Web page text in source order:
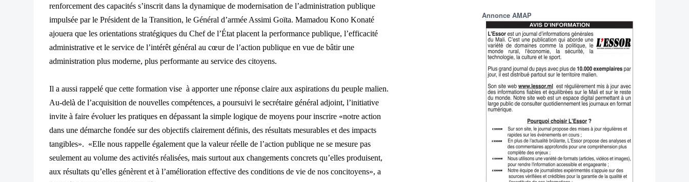
renforcement des capacités s’inscrit dans la dynamique de modernisation de l’administration publique
impulsée par le Président de la Transition, le Général d’armée Assimi Goïta. Mamadou Kono Konaté
ajouera que les orientations stratégiques du Chef de l’État placent la performance publique, l’efficacité
administrative et le service de l’intérêt général au cœur de l’action publique en vue de bâtir une
administration plus moderne, plus performante au service des citoyens.
Il a aussi rappelé que cette formation vise à apporter une réponse claire aux aspirations du peuple malien.
Au-delà de l’acquisition de nouvelles compétences, a poursuivi le secrétaire général adjoint, l’initiative
invite à faire évoluer les pratiques en dépassant la simple logique de moyens pour inscrire «notre action
dans une démarche fondée sur des objectifs clairement définis, des résultats mesurables et des impacts
tangibles». «Elle nous rappelle également que la valeur réelle de l’action publique ne se mesure pas
seulement au volume des activités réalisées, mais surtout aux changements concrets qu’elles produisent,
aux résultats qu’elles génèrent et à l’amélioration effective des conditions de vie de nos concitoyens», a
Annonce AMAP